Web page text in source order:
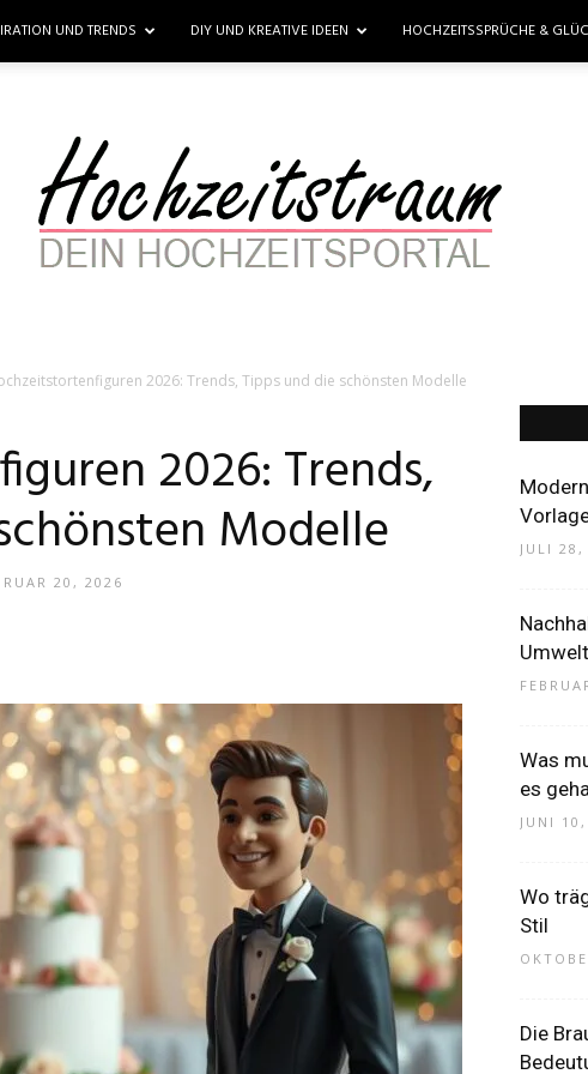
UND TRENDS DIY UND KREATIVE IDEEN HOCHZEITSSPRÜCHE &
Dein
2026: Trends, Tipps und die schönsten Modelle
2026: Trends,
Modelle
20, 2026
JULI 28,
Was
es
JUNI
Wo
Stil
Die